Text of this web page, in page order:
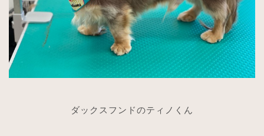
ダックスフンドのティノくん